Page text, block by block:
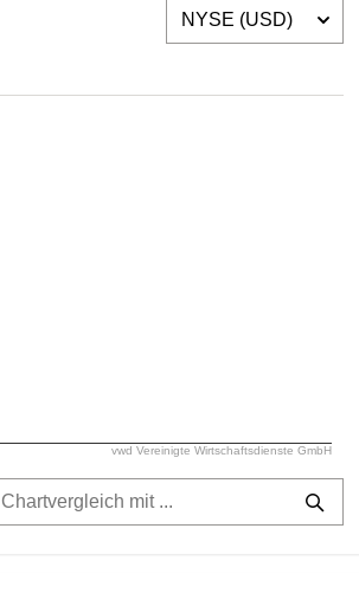
vwd Vereinigte Wirtschaftsdienste GmbH